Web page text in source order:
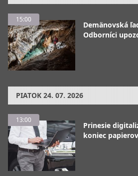
15:00
Demänovská
Odborníci
PIATOK 24. 07. 2026
13:00
Prinesie
koniec